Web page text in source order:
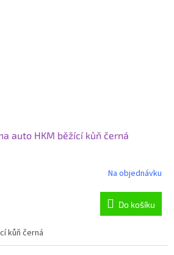
auto HKM běžící kůň černá
Na objednávku
Do košíku
kůň černá